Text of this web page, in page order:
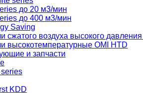
до 20 м3/мин
до 400 м3/мин
Saving
сжатого воздуха высокого
высокотемпературные OMI HTD
и запчасти
series
KDD